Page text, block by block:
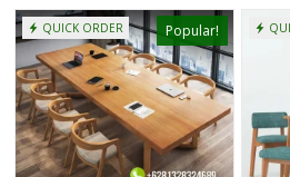
Popular!
QUICK ORDER